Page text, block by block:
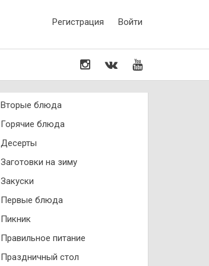
Регистрация Войти
Вторые блюда
Горячие блюда
Десерты
Заготовки на зиму
Закуски
Первые блюда
Пикник
Правильное питание
Праздничный стол